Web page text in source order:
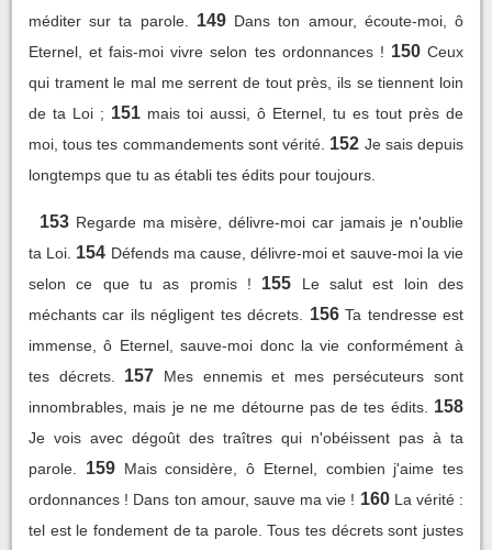
méditer sur ta parole.
149 Dans ton amour, écoute-moi, ô
Eternel, et fais-moi vivre selon tes ordonnances ! 150 Ceux
qui trament le mal me serrent de tout près, ils se tiennent loin
de ta Loi ; 151 mais toi aussi, ô Eternel, tu es tout près de
moi, tous tes commandements sont vérité. 152 Je sais depuis
longtemps que tu as établi tes édits pour toujours.
153 Regarde ma misère, délivre-moi car jamais je n'oublie
ta Loi. 154 Défends ma cause, délivre-moi et sauve-moi la vie
selon ce que tu as promis !
155
Le salut est loin des
méchants car ils négligent tes décrets.
156 Ta tendresse est
immense, ô Eternel, sauve-moi donc la vie conformément à
tes décrets.
157
Mes ennemis et mes persécuteurs sont
innombrables, mais je ne me détourne pas de tes édits.
158
Je vois avec dégoût des traîtres qui n'obéissent pas à ta
parole.
159 Mais considère, ô Eternel, combien j'aime tes
ordonnances ! Dans ton amour, sauve ma vie ! 160 La vérité :
tel est le fondement de ta parole. Tous tes décrets sont justes